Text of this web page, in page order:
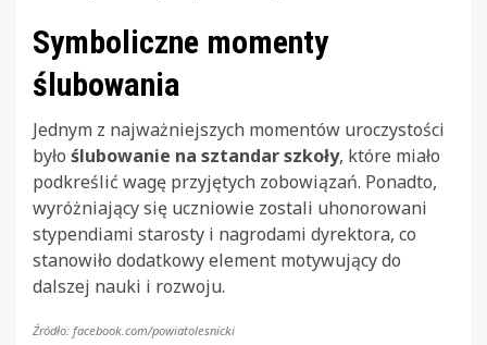
Symboliczne momenty
ślubowania
Jednym z najważniejszych momentów uroczystości
było ślubowanie na sztandar szkoły, które miało
podkreślić wagę przyjętych zobowiązań. Ponadto,
wyróżniający się uczniowie zostali uhonorowani
stypendiami starosty i nagrodami dyrektora, co
stanowiło dodatkowy element motywujący do
dalszej nauki i rozwoju.
Źródło: facebook.com/powiatolesnicki